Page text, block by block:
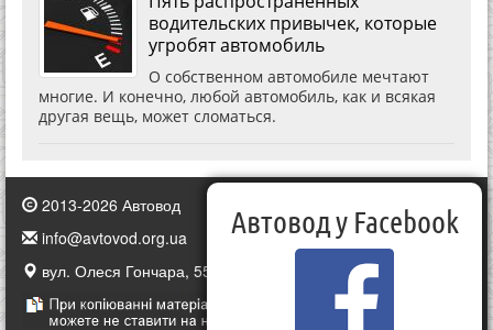
водительских привычек, которые
угробят автомобиль
О собственном автомобиле мечтают
многие. И конечно, любой автомобиль, как и всякая
другая вещь, может сломаться.
2013-2026 Автовод
info@avtovod.org.ua
вул. Олеся Гончара, 55, Київ, Україна
Автовод у Facebook